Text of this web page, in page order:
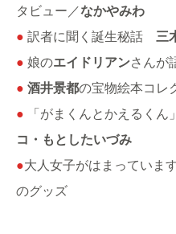
タビュー／なかやみわ
● 訳者に聞く誕生秘話 三
● 娘のエイドリアンさんが
● 酒井景都の宝物絵本コレ
● 「がまくんとかえるくん
コ・もとしたいづみ
●大人女子がはまっていま
のグッズ